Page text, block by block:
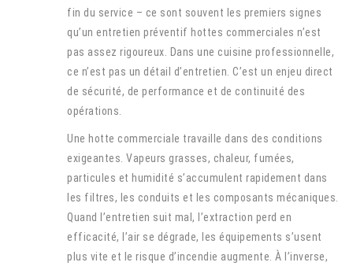
fin du service – ce sont souvent les premiers signes
qu’un entretien préventif hottes commerciales n’est
pas assez rigoureux. Dans une cuisine professionnelle,
ce n’est pas un détail d’entretien. C’est un enjeu direct
de sécurité, de performance et de continuité des
opérations.
Une hotte commerciale travaille dans des conditions
exigeantes. Vapeurs grasses, chaleur, fumées,
particules et humidité s’accumulent rapidement dans
les filtres, les conduits et les composants mécaniques.
Quand l’entretien suit mal, l’extraction perd en
efficacité, l’air se dégrade, les équipements s’usent
plus vite et le risque d’incendie augmente. À l’inverse,